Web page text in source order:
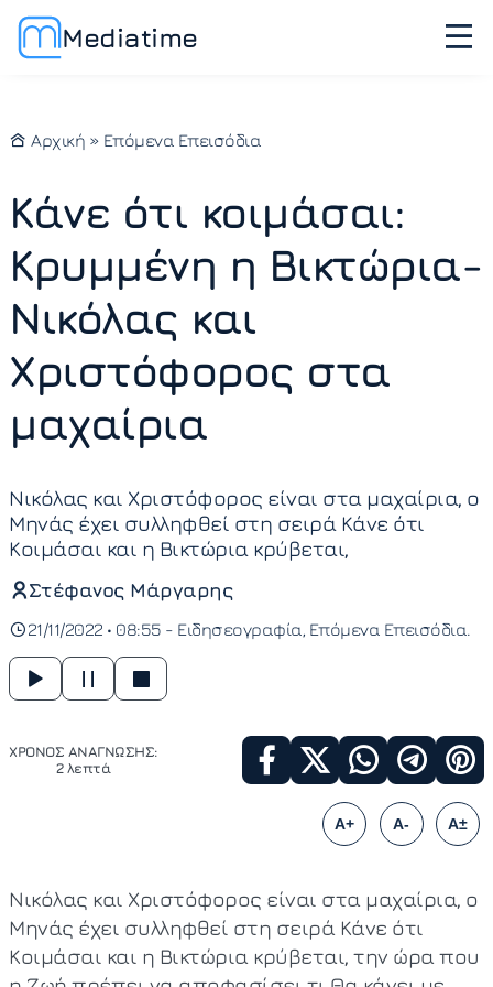
Mediatime
Αρχική » Επόμενα Επεισόδια
Κάνε ότι κοιμάσαι:
Κρυμμένη η Βικτώρια-
Νικόλας και
Χριστόφορος στα
μαχαίρια
Νικόλας και Χριστόφορος είναι στα μαχαίρια, ο
Μηνάς έχει συλληφθεί στη σειρά Κάνε ότι
Κοιμάσαι και η Βικτώρια κρύβεται,
Στέφανος Μάργαρης
21/11/2022 • 08:55 - Ειδησεογραφία Επόμενα Επεισόδια
ΧΡΟΝΟΣ ΑΝΑΓΝΩΣΗΣ:
2 λεπτά
A+ A- A±
Νικόλας και Χριστόφορος είναι στα μαχαίρια, ο
Μηνάς έχει συλληφθεί στη σειρά Κάνε ότι
Κοιμάσαι και η Βικτώρια κρύβεται, την ώρα που